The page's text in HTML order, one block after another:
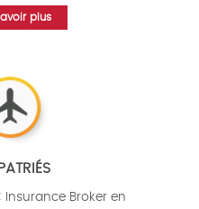
plus
Broker en